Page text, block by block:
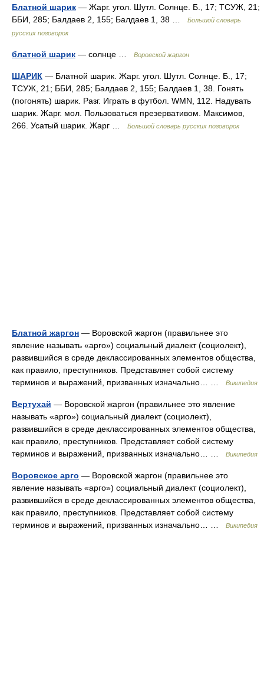
Блатной шарик — Жарг. угол. Шутл. Солнце. Б., 17; ТСУЖ, 21;
ББИ, 285; Балдаев 2, 155; Балдаев 1, 38 …
Большой словарь
русских поговорок
блатной шарик — солнце … Воровской жаргон
ШАРИК — Блатной шарик. Жарг. угол. Шутл. Солнце. Б., 17;
ТСУЖ, 21; ББИ, 285; Балдаев 2, 155; Балдаев 1, 38. Гонять
(погонять) шарик. Разг. Играть в футбол. WMN, 112. Надувать
шарик. Жарг. мол. Пользоваться презервативом. Максимов,
266. Усатый шарик. Жарг …
Большой словарь русских поговорок
Блатной жаргон — Воровской жаргон (правильнее это
явление называть «арго») социальный диалект (социолект),
развившийся в среде деклассированных элементов общества,
как правило, преступников. Представляет собой систему
терминов и выражений, призванных изначально… …
Википедия
Вертухай — Воровской жаргон (правильнее это явление
называть «арго») социальный диалект (социолект),
развившийся в среде деклассированных элементов общества,
как правило, преступников. Представляет собой систему
терминов и выражений, призванных изначально… …
Википедия
Воровское арго — Воровской жаргон (правильнее это
явление называть «арго») социальный диалект (социолект),
развившийся в среде деклассированных элементов общества,
как правило, преступников. Представляет собой систему
терминов и выражений, призванных изначально… …
Википедия